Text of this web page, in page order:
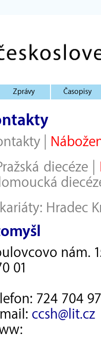
Zprávy Časopisy
diecéze|
Hradec
nám.
01
724 704
ccsh@lit.cz